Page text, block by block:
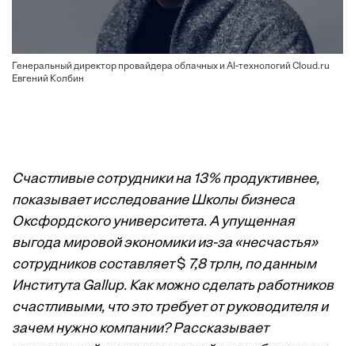
Генеральный директор провайдера облачных и AI-технологий Cloud.ru
Евгений Колбин
Счастливые сотрудники на 13% продуктивнее,
показывает исследование Школы бизнеса
Оксфордского университета. А упущенная
выгода мировой экономики из-за «несчастья»
сотрудников составляет$ 7,8 трлн, по данным
Института Gallup. Как можно сделать работников
счастливыми, что это требует от руководителя и
зачем нужно компании? Рассказывает